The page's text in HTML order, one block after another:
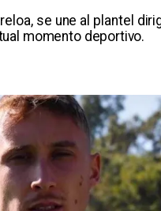
se une al plantel
momento deportivo.